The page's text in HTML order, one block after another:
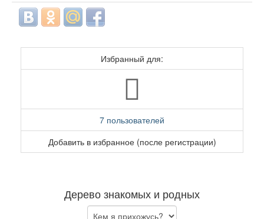
Избранный для:
7 пользователей
Добавить в избранное (после регистрации)
Дерево знакомых и родных